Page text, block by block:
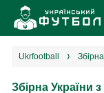
ukrfootball